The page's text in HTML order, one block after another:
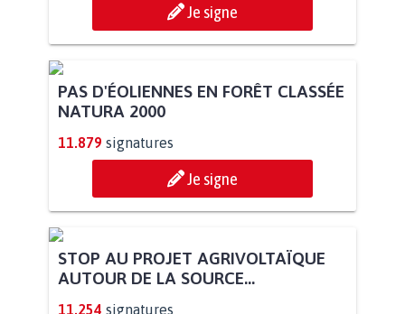
Je signe
PAS D'ÉOLIENNES EN FORÊT CLASSÉE
NATURA 2000
11.879 signatures